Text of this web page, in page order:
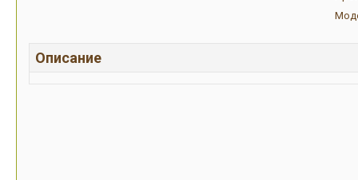
Описание